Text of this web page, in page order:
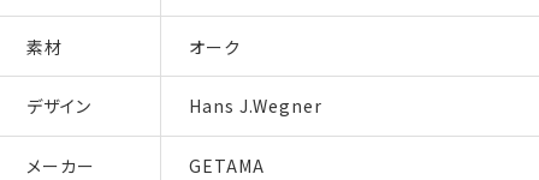
素材 オーク
デザイン Hans J.Wegner
メーカー GETAMA